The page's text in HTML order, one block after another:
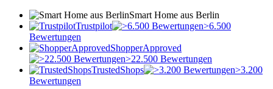
Smart Home aus Berlin
Trustpilot
>6.500
Bewertungen
ShopperApproved
>22.500 Bewertungen
TrustedShops
>3.200
Bewertungen